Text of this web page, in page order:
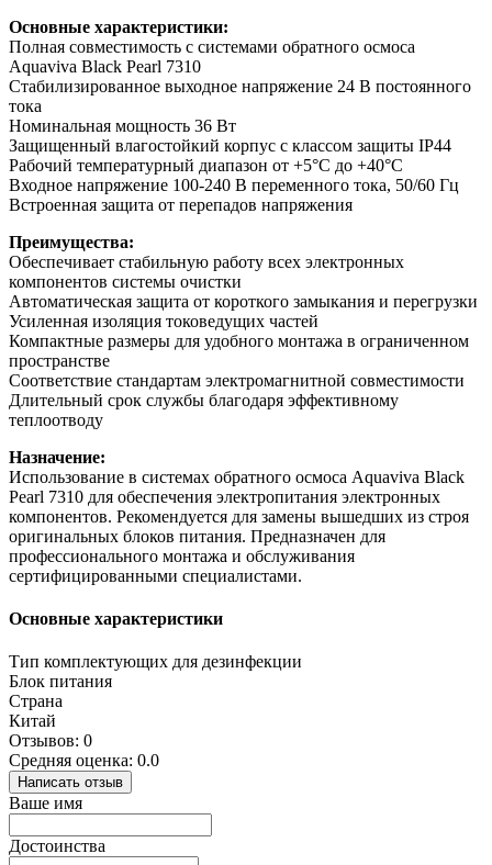
Основные характеристики:
Полная совместимость с системами обратного осмоса
Aquaviva Black Pearl 7310
Стабилизированное выходное напряжение 24 В постоянного
тока
Номинальная мощность 36 Вт
Защищенный влагостойкий корпус с классом защиты IP44
Рабочий температурный диапазон от +5°C до +40°C
Входное напряжение 100-240 В переменного тока, 50/60 Гц
Встроенная защита от перепадов напряжения
Преимущества:
Обеспечивает стабильную работу всех электронных
компонентов системы очистки
Автоматическая защита от короткого замыкания и перегрузки
Усиленная изоляция токоведущих частей
Компактные размеры для удобного монтажа в ограниченном
пространстве
Соответствие стандартам электромагнитной совместимости
Длительный срок службы благодаря эффективному
теплоотводу
Назначение:
Использование в системах обратного осмоса Aquaviva Black
Pearl 7310 для обеспечения электропитания электронных
компонентов. Рекомендуется для замены вышедших из строя
оригинальных блоков питания. Предназначен для
профессионального монтажа и обслуживания
сертифицированными специалистами.
Основные характеристики
Тип комплектующих для дезинфекции
Блок питания
Страна
Китай
Отзывов: 0
Средняя оценка: 0.0
Написать отзыв
Ваше имя
Достоинства